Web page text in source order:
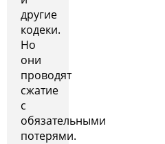
другие
кодеки.
Но
они
проводят
сжатие
с
обязательными
потерями.